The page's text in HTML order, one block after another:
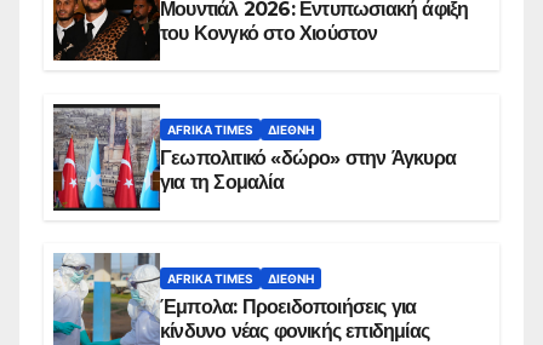
Μουντιάλ 2026: Εντυπωσιακή άφιξη
του Κονγκό στο Χιούστον
AFRIKA TIMES ΔΙΕΘΝΉ
Γεωπολιτικό «δώρο» στην Άγκυρα
για τη Σομαλία
AFRIKA TIMES ΔΙΕΘΝΉ
Έμπολα: Προειδοποιήσεις για
κίνδυνο νέας φονικής επιδημίας